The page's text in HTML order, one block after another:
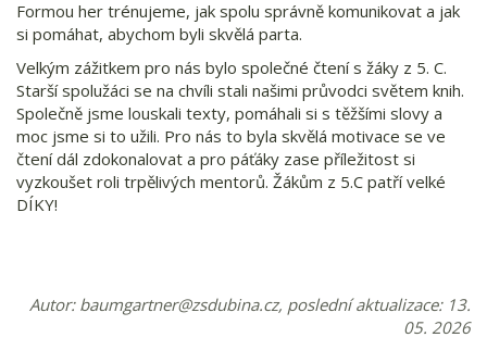
Formou her trénujeme, jak spolu správně komunikovat a jak
si pomáhat, abychom byli skvělá parta.
Velkým zážitkem pro nás bylo společné čtení s žáky z 5. C.
Starší spolužáci se na chvíli stali našimi průvodci světem knih.
Společně jsme louskali texty, pomáhali si s těžšími slovy a
moc jsme si to užili. Pro nás to byla skvělá motivace se ve
čtení dál zdokonalovat a pro páťáky zase příležitost si
vyzkoušet roli trpělivých mentorů. Žákům z 5.C patří velké
DÍKY!
Autor: baumgartner@zsdubina.cz, poslední aktualizace: 13.
05. 2026